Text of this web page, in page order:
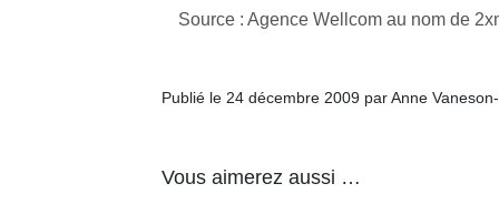
Source : Agence Wellcom au nom de
Publié le 24 décembre 2009 par Anne
Vous aimerez aussi …
d’énergie.
Varier les
toujours
divertissement,
beaux
de